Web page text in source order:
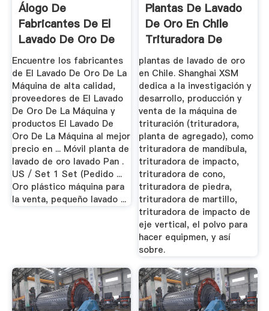
Álogo De
Fabricantes De El
Lavado De Oro De
La Máquina ...
Encuentre los fabricantes
de El Lavado De Oro De La
Máquina de alta calidad,
proveedores de El Lavado
De Oro De La Máquina y
productos El Lavado De
Oro De La Máquina al mejor
precio en ... Móvil planta de
lavado de oro lavado Pan .
US / Set 1 Set (Pedido ...
Oro plástico máquina para
la venta, pequeño lavado ...
Plantas De Lavado
De Oro En Chile
Trituradora De
Cono
plantas de lavado de oro
en Chile. Shanghai XSM
dedica a la investigación y
desarrollo, producción y
venta de la máquina de
trituración (trituradora,
planta de agregado), como
trituradora de mandíbula,
trituradora de impacto,
trituradora de cono,
trituradora de piedra,
trituradora de martillo,
trituradora de impacto de
eje vertical, el polvo para
hacer equipmen, y así
sobre.